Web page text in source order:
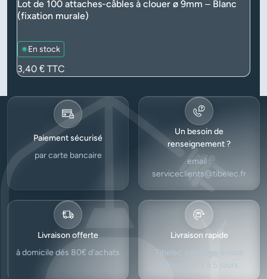
Lot de 100 attaches-câbles à clouer ø 9mm – Blanc
(fixation murale)
En stock
Prix
3,40 € TTC
Paiement sécurisé
par carte bancaire
Un besoin de
renseignement ?
email :
serviceclients@tibelec.fr
Livraison offerte
à domicile dès 80€ d’achats
Livraison rapide
Tibelec s'engage à vous
livrer sous 3 à 5 jours